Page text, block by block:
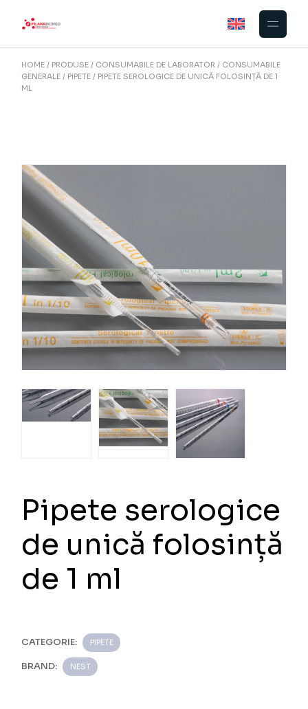
HOME PRODUSE CONSUMABILE DE LABORATOR
CONSUMABILE
GENERALE
PIPETE
PIPETE SEROLOGICE DE UNICĂ FOLOSINȚĂ DE 1
ML
Pipete serologice
de unică folosință
de 1 ml
CATEGORIE: PIPETE
BRAND: NEST